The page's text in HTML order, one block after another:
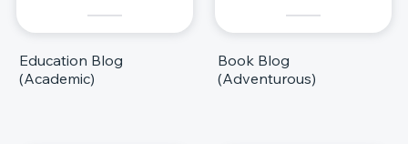
Education Blog
(Academic)
Book Blog
(Adventurous)